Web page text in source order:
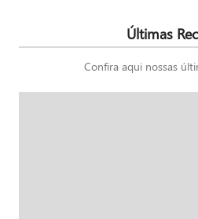
Últimas
Confira aqui nossas